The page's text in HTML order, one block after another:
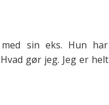
sin eks. Hun har
gør jeg. Jeg er helt